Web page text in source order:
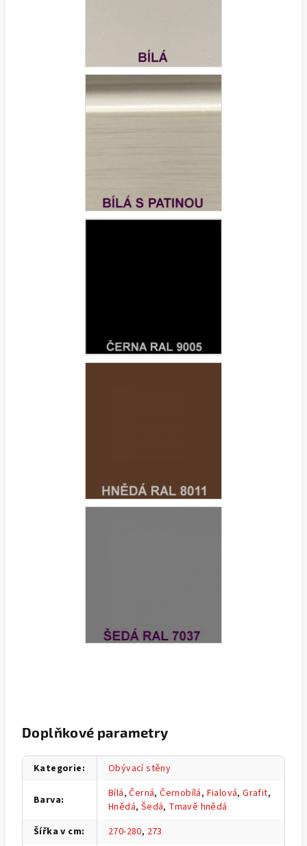
Doplňkové parametry
Kategorie: Obývací stěny
Barva: Bílá,Černá,Černobílá, Fialová,Grafit,
Hnědá, Šedá, Tmavě hnědá
Šířka v cm: 270-280, 273